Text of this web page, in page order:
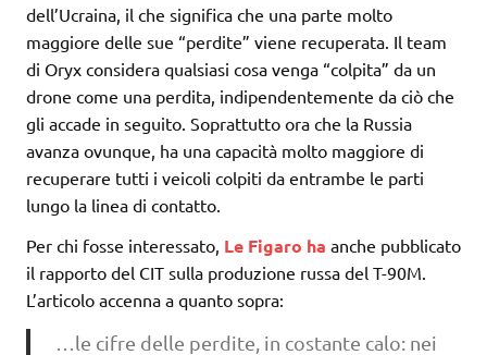
dell’Ucraina, il che significa che una parte molto
maggiore delle sue “perdite” viene recuperata. Il team
di Oryx considera qualsiasi cosa venga “colpita” da un
drone come una perdita, indipendentemente da ciò che
gli accade in seguito. Soprattutto ora che la Russia
avanza ovunque, ha una capacità molto maggiore di
recuperare tutti i veicoli colpiti da entrambe le parti
lungo la linea di contatto.
Per chi fosse interessato, Le Figaro ha anche pubblicato
il rapporto del CIT sulla produzione russa del T-90M.
L’articolo accenna a quanto sopra:
…le cifre delle perdite, in costante calo: nei